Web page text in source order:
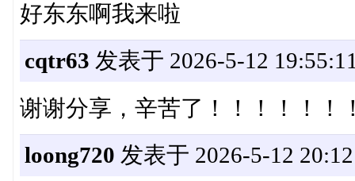
好东东啊我来啦
cqtr63 发表于 2026-5-12
谢谢分享，辛苦了！！！！！！
loong720 发表于 2026-5-12